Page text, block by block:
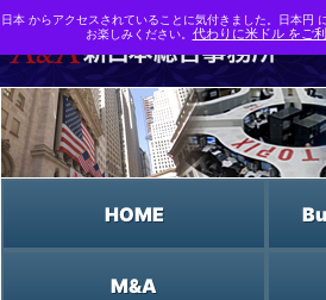
HOME
M&A
日本 からアクセスされていることに気付きました。日本円
お楽しみください。 代わりに米ドル をご利